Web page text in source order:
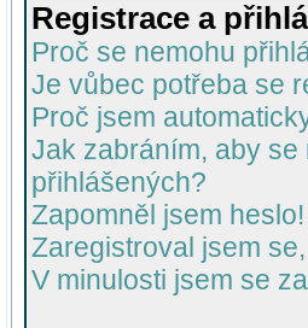
Registrace a
Proč se nemohu
Je vůbec potřeba se
Proč jsem
Jak zabráním, aby
přihlášených?
Zapomněl jsem heslo!
Zaregistroval jsem
V minulosti jsem se